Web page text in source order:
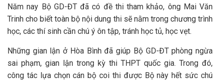
Năm nay Bộ GD-ĐT đã có đề thi tham khảo, ông Mai Văn
Trinh cho biết toàn bộ nội dung thi sẽ nằm trong chương trình
học, các thí sinh cần chú ý ôn tập, tránh học tủ, học vẹt.
Những gian lận ở Hòa Bình đã giúp Bộ GD-ĐT phòng ngừa
sai phạm, gian lận trong kỳ thi THPT quốc gia. Trong đó,
công tác lựa chọn cán bộ coi thi được Bộ này hết sức chú